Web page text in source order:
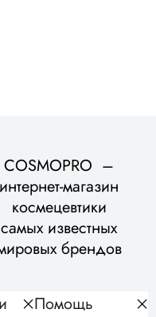
COSMOPRO –
интернет-магазин
космецевтики
самых известных
брендов
Помощь